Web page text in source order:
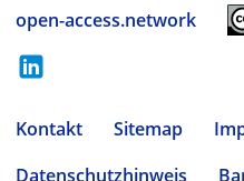
open-access.network
Kontakt Sitemap
Datenschutzhinweis